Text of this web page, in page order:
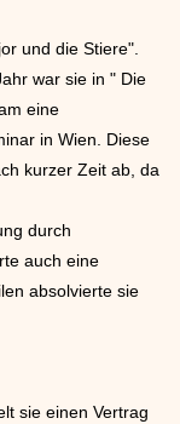
und die Stiere".
war sie in " Die
eine
in Wien. Diese
kurzer Zeit ab, da
durch
auch eine
absolvierte sie
sie einen Vertrag